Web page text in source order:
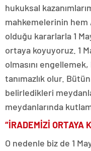
hukuksal
mahkemelerinin hem
olduğu kararlarla 1
ortaya koyuyoruz. 1
olmasını
tanımazlık olur.
belirledikleri
meydanlarında
“İRADEMİZİ ORTAYA
O nedenle biz de 1